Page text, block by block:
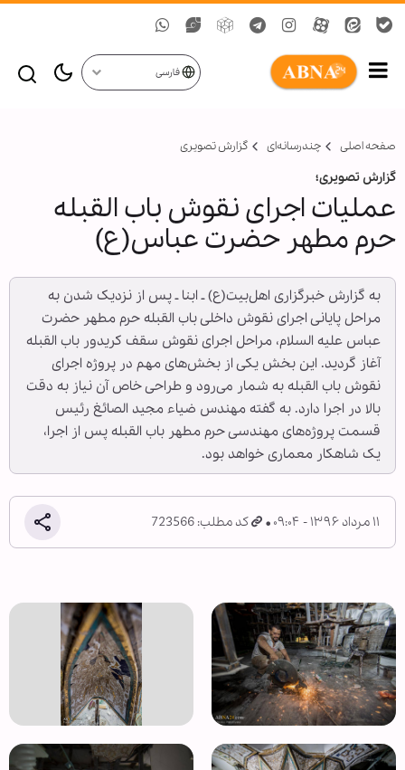
فارسی
صفحه اصلی چندرسانه‌ای گزارش تصويری
گزارش تصویری؛
عملیات اجرای نقوش باب القبله
حرم مطهر حضرت عباس(ع)
به گزارش خبرگزاری اهل‌بیت(ع) ـ ابنا ـ پس از نزدیک شدن به
مراحل پایانی اجرای نقوش داخلی باب القبله حرم مطهر حضرت
عباس علیه السلام، مراحل اجرای نقوش سقف کریدور باب القبله
آغاز گردید. این بخش یکی از بخش‌های مهم در پروژه اجرای
نقوش باب القبله به شمار می‌رود و طراحی خاص آن نیاز به دقت
بالا در اجرا دارد. به گفته مهندس ضیاء مجید الصائغ رئیس
قسمت پروژه‌های مهندسی حرم مطهر باب القبله پس از اجرا،
یک شاهکار معماری خواهد بود.
۱۱ مرداد ۱۳۹۶ - ۰۹:۰۴ کد مطلب: 723566